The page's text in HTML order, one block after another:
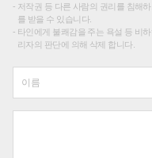
저작권 등 다른 사람의 권리를 침해
를 받을 수 있습니다.
타인에게 불쾌감을 주는 욕설 등 비
리자의 판단에 의해 삭제 합니다.